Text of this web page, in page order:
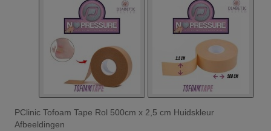
PClinic Tofoam Tape Rol 500cm x 2,5 cm Huidskleur
Afbeeldingen